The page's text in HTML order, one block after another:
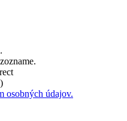
osobných údajov.